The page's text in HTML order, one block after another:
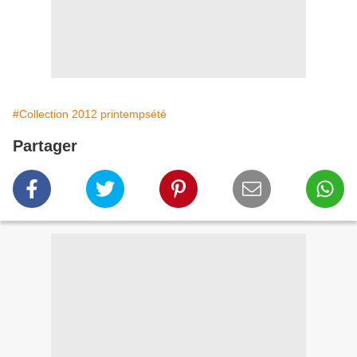
#Collection 2012 printempsété
Partager